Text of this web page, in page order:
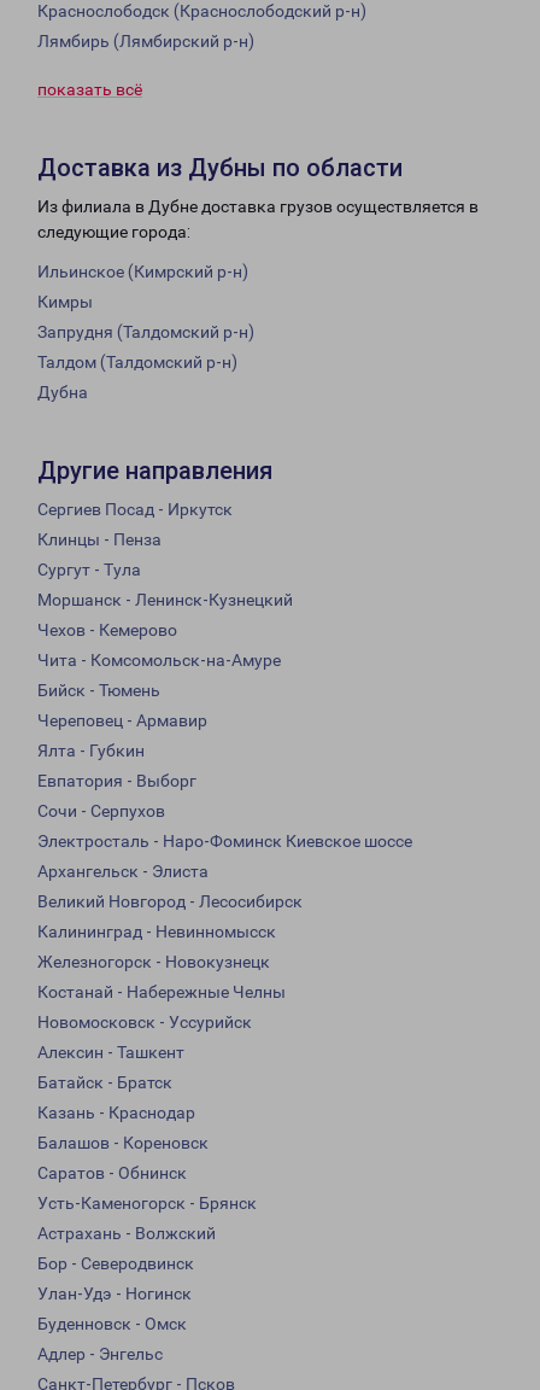
Краснослободск (Краснослободский р-н)
Лямбирь (Лямбирский р-н)
показать всё
Доставка из Дубны по области
Из филиала в Дубне доставка грузов осуществляется в
следующие города:
Ильинское (Кимрский р-н)
Кимры
Запрудня (Талдомский р-н)
Талдом (Талдомский р-н)
Дубна
Другие направления
Сергиев Посад - Иркутск
Клинцы - Пенза
Сургут - Тула
Моршанск - Ленинск-Кузнецкий
Чехов - Кемерово
Чита - Комсомольск-на-Амуре
Бийск - Тюмень
Череповец - Армавир
Ялта - Губкин
Евпатория - Выборг
Сочи - Серпухов
Электросталь - Наро-Фоминск Киевское шоссе
Архангельск - Элиста
Великий Новгород - Лесосибирск
Калининград - Невинномысск
Железногорск - Новокузнецк
Костанай - Набережные Челны
Новомосковск - Уссурийск
Алексин - Ташкент
Батайск - Братск
Казань - Краснодар
Балашов - Кореновск
Саратов - Обнинск
Усть-Каменогорск - Брянск
Астрахань - Волжский
Бор - Северодвинск
Улан-Удэ - Ногинск
Буденновск - Омск
Адлер - Энгельс
Санкт-Петербург - Псков